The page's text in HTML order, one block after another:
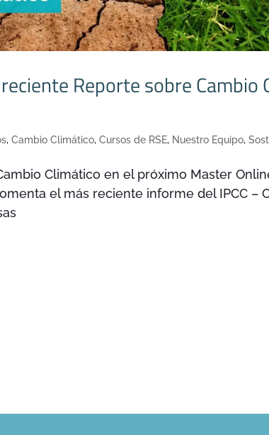
Reporte sobre Cambio
,Cambio Climático,Cursos de RSE, Nuestro Equipo,
Climático en el próximo Master
el más reciente informe del IPCC –